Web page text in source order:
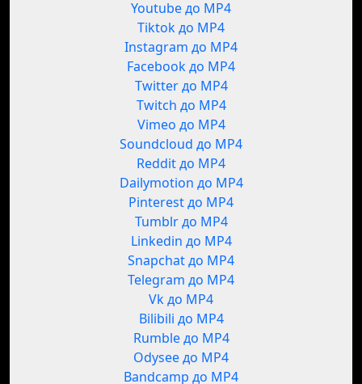
Youtube до MP4
Tiktok до MP4
Instagram до MP4
Facebook до MP4
Twitter до MP4
Twitch до MP4
Vimeo до MP4
Soundcloud до MP4
Reddit до MP4
Dailymotion до MP4
Pinterest до MP4
Tumblr до MP4
Linkedin до MP4
Snapchat до MP4
Telegram до MP4
Vk до MP4
Bilibili до MP4
Rumble до MP4
Odysee до MP4
Bandcamp до MP4